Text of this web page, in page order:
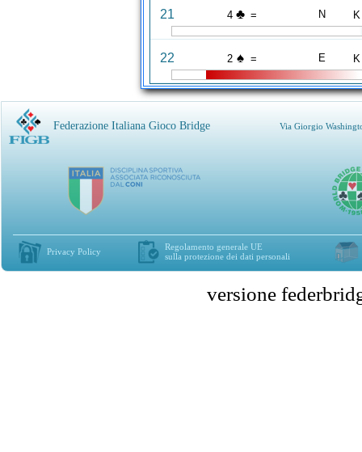
21 4 ♣ = N K
22 2 ♠ = E K
Federazione Italiana Gioco Bridge Via Giorgio
Privacy Policy
Regolamento generale UE
sulla protezione dei dati personali
versione